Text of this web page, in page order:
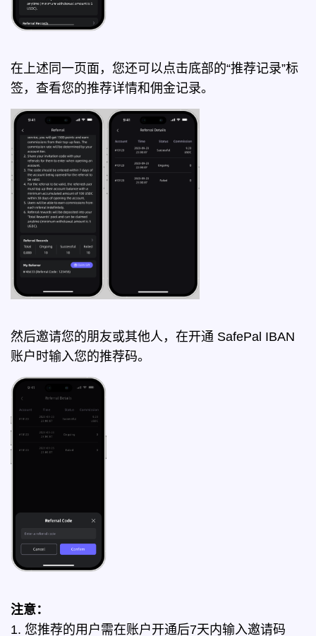
在上述同一页面，您还可以点击底部的“推荐记录”标
签，查看您的推荐详情和佣金记录。
然后邀请您的朋友或其他人，在开通 SafePal IBAN
账户时输入您的推荐码。
注意：
1. 您推荐的用户需在账户开通后7天内输入邀请码